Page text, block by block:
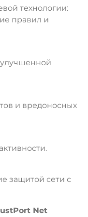
технологии:
правил и
и вредоносных
защитой сети с
Net